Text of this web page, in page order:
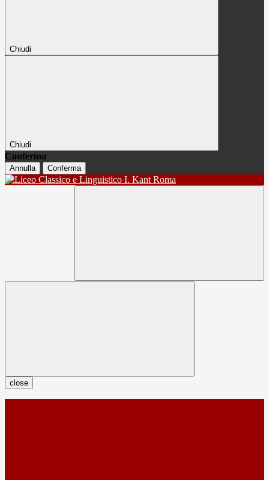
Chiudi
Chiudi
Conferma
Annulla Conferma
close